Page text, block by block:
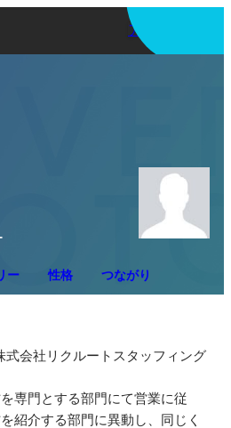
アプリを使う
ー 性格 つながり
会社リクルートスタッフィング
専門とする部門にて営業に従
紹介する部門に異動し、同じく